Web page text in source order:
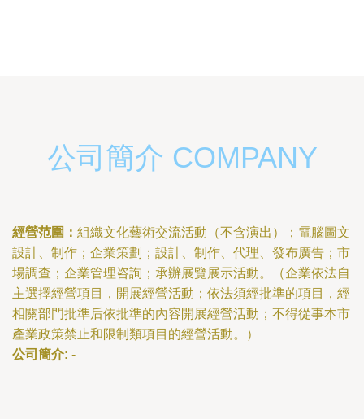
公司簡介 COMPANY
經營范圍： 組織文化藝術交流活動（不含演出）；電腦圖文
設計、制作；企業策劃；設計、制作、代理、發布廣告；市
場調查；企業管理咨詢；承辦展覽展示活動。（企業依法自
主選擇經營項目，開展經營活動；依法須經批準的項目，經
相關部門批準后依批準的內容開展經營活動；不得從事本市
產業政策禁止和限制類項目的經營活動。）
公司簡介: -